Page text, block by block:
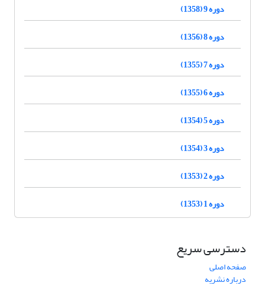
دوره 9 (1358)
دوره 8 (1356)
دوره 7 (1355)
دوره 6 (1355)
دوره 5 (1354)
دوره 3 (1354)
دوره 2 (1353)
دوره 1 (1353)
دسترسی سریع
صفحه اصلی
درباره نشریه